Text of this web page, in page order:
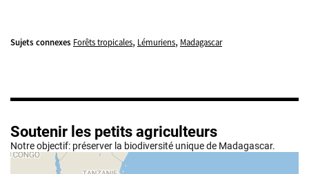
Sujets connexes Forêts tropicales, Lémuriens, Madagascar